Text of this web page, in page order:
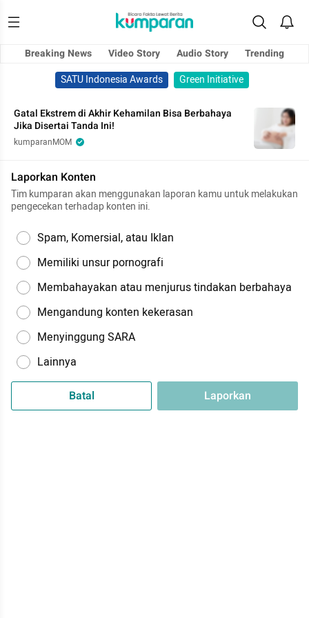
Breaking News Video Story Audio Story
Trending
SATU Indonesia Awards
Green Initiative
Gatal Ekstrem di Akhir Kehamilan Bisa Berbahaya
Jika Disertai Tanda Ini!
kumparanMOM
Laporkan Konten
Tim kumparan akan menggunakan laporan kamu untuk melakukan
pengecekan terhadap konten ini.
Spam, Komersial, atau Iklan
Memiliki unsur pornografi
Membahayakan atau menjurus tindakan berbahaya
Mengandung konten kekerasan
Menyinggung SARA
Lainnya
Batal Laporkan